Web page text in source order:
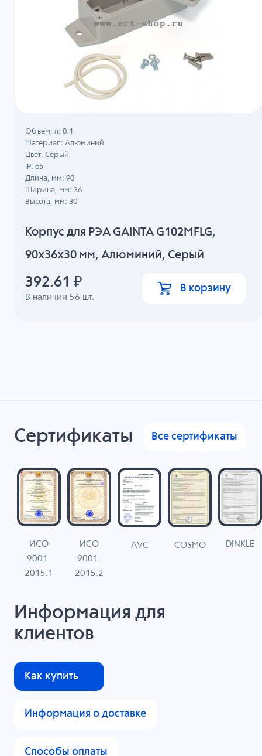
Корпус для РЭА GAINTA G102MFLG,
90x36x30 мм, Алюминий, Серый
В наличии 56 шт.
Объем, л: 0.1
Материал: Алюминий
Цвет: Серый
IP: 65
Длина, мм: 90
Ширина, мм: 36
Высота, мм: 30
392.61 ₽ В корзину
Сертификаты Все сертификаты
ИСО
9001-
2015.1
ИСО
9001-
2015.2
AVC COSMO DINKLE
Информация для
клиентов
Как купить
Информация о доставке
Способы оплаты